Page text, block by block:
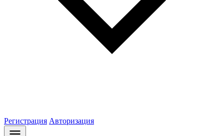
Регистрация Авторизация